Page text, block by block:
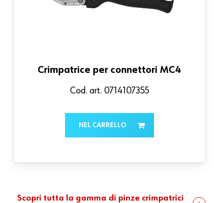
Crimpatrice per connettori MC4
Cod. art. 0714107355
NEL CARRELLO
Scopri tutta la gamma di pinze crimpatrici